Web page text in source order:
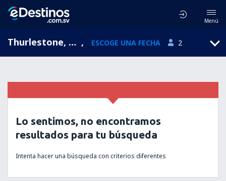
Menú
Thurlestone, England, Reino Unido , ESCOGE UNA FECHA 2
Lo sentimos, no encontramos
resultados para tu búsqueda
Intenta hacer una búsqueda con criterios diferentes